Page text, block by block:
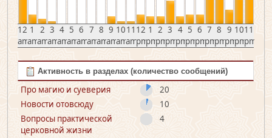
12
am
1
am
2
am
3
am
4
am
5
am
6
am
7
am
8
am
9
am
10
am
11
am
12
pm
1
pm
2
pm
3
pm
4
pm
5
pm
6
pm
7
pm
8
pm
9
pm
10
pm
11
pm
Активность в разделах (количество сообщений)
Про магию и суеверия
20
Новости отовсюду
10
Вопросы практической
церковной жизни
4